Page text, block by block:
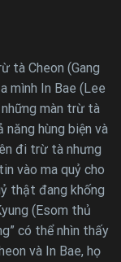
tà Cheon (Gang
mình In Bae (Lee
màn trừ tà
năng hùng biện và
đi trừ tà nhưng
vào ma quỷ cho
thật đang khống
(Esom thủ
có thể nhìn thấy
và In Bae, họ